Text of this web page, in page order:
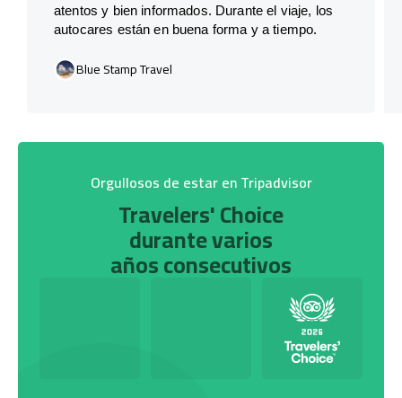
atentos y bien informados. Durante el viaje, los
autocares están en buena forma y a tiempo.
Blue Stamp Travel
Orgullosos de estar en Tripadvisor
Travelers' Choice
durante varios
años consecutivos